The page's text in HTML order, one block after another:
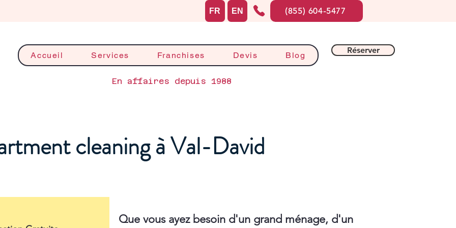
Accueil Services Franchises Devis Blog
Réserver
En affaires depuis 1988
FR EN (855) 604-5477
cleaning à Val-David
Que vous ayez besoin d'un grand ménage, d'un